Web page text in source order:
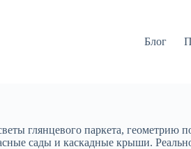
Блог
глянцевого паркета, геометрию
сады и каскадные крыши.